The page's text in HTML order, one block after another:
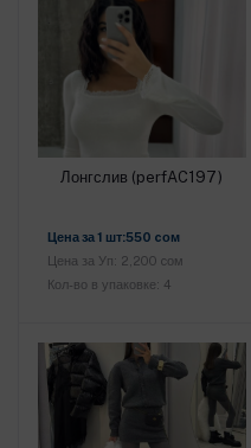
Лонгслив (perfAC197)
Цена за 1 шт:550 cом
Цена за Уп: 2,200 cом
Кол-во в упаковке: 4